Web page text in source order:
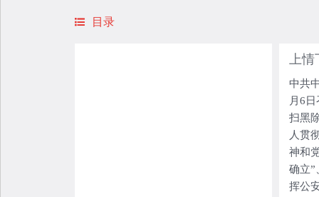
目录
中共
月6
扫黑
人贯
神和
确立”
挥公